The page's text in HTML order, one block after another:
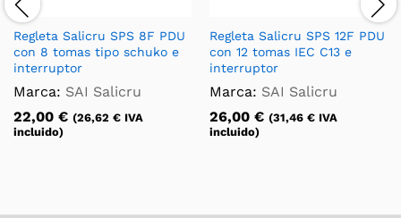
Regleta Salicru SPS 8F PDU
con 8 tomas tipo schuko e
interruptor
Marca: SAI Salicru
22,00 € (26,62 € IVA
incluido)
Regleta Salicru SPS 12F PDU
con 12 tomas IEC C13 e
interruptor
Marca: SAI Salicru
26,00 € (31,46 € IVA
incluido)